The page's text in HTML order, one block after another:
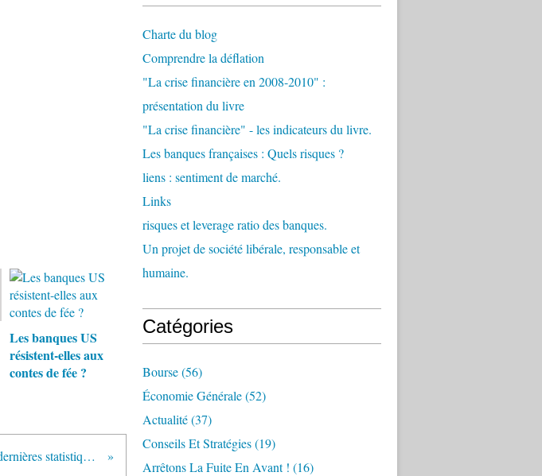
Les banques US
résistent-elles aux
contes de fée ?
Bilan des dernières statistiques US
Charte du blog
Comprendre la déflation
"La crise financière en 2008-2010" :
présentation du livre
"La crise financière" - les indicateurs du livre.
Les banques françaises : Quels risques ?
liens : sentiment de marché.
Links
risques et leverage ratio des banques.
Un projet de société libérale, responsable et
humaine.
Catégories
Bourse(56)
Économie Générale(52)
Actualité(37)
Conseils Et Stratégies(19)
Arrêtons La Fuite En Avant ! (16)